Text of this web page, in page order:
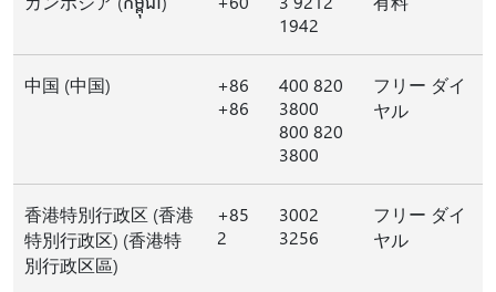
1942
中国 (中国)
+86
+86
400 820
3800
800 820
3800
フリー ダイ
ヤル
香港特別行政区 (香港
特別行政区) (香港特
別行政区區)
+85
2
3002
3256
フリー ダイ
ヤル